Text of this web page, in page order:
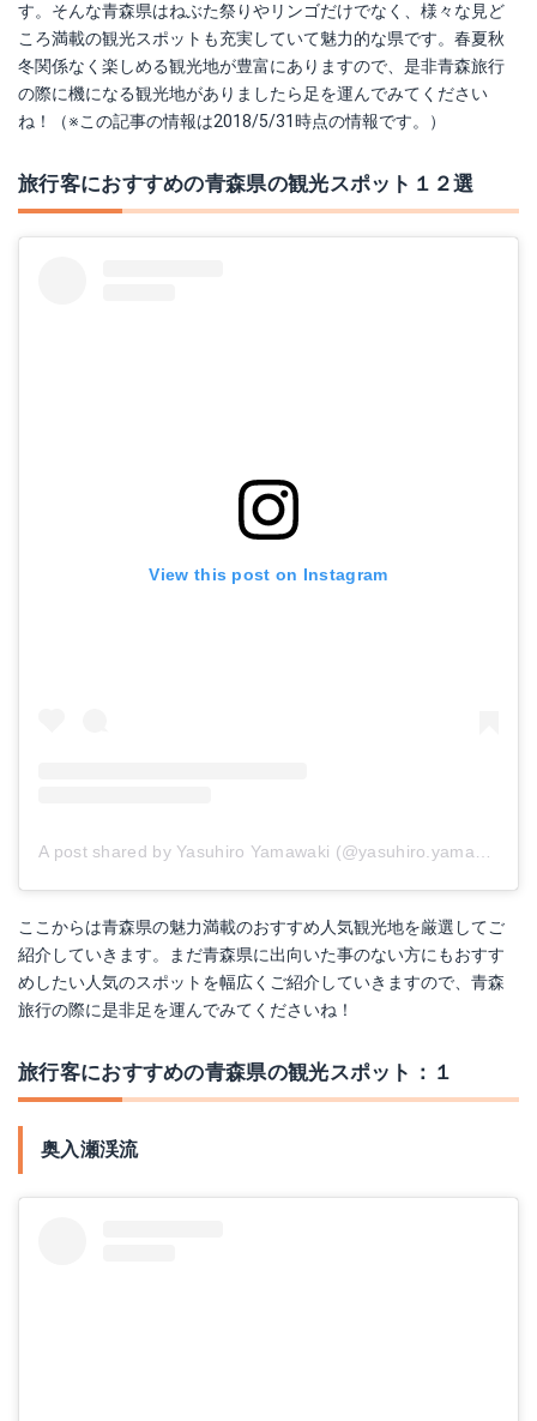
す。そんな青森県はねぶた祭りやリンゴだけでなく、様々な見ど
ころ満載の観光スポットも充実していて魅力的な県です。春夏秋
冬関係なく楽しめる観光地が豊富にありますので、是非青森旅行
の際に機になる観光地がありましたら足を運んでみてください
ね！（※この記事の情報は2018/5/31時点の情報です。）
旅行客におすすめの青森県の観光スポット１２選
View this post on Instagram
ここからは青森県の魅力満載のおすすめ人気観光地を厳選してご
紹介していきます。まだ青森県に出向いた事のない方にもおすす
めしたい人気のスポットを幅広くご紹介していきますので、青森
旅行の際に是非足を運んでみてくださいね！
旅行客におすすめの青森県の観光スポット：１
奥入瀬渓流